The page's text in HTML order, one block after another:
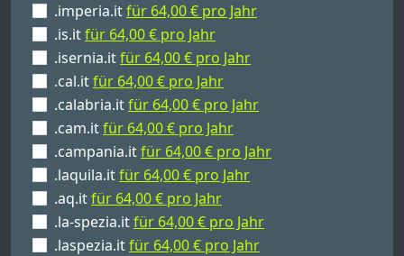
.imperia.itfür 64,00 € pro Jahr
.is.itfür 64,00 € pro Jahr
.isernia.itfür 64,00 € pro Jahr
.cal.itfür 64,00 € pro Jahr
.calabria.itfür 64,00 € pro Jahr
.cam.itfür 64,00 € pro Jahr
.campania.itfür 64,00 € pro Jahr
.laquila.itfür 64,00 € pro Jahr
.aq.itfür 64,00 € pro Jahr
.la-spezia.itfür 64,00 € pro Jahr
.laspezia.itfür 64,00 € pro Jahr